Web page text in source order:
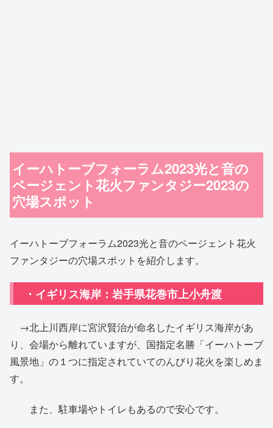
イーハトーブフォーラム2023光と音の
ページェント花火ファンタジー2023の
穴場スポット
イーハトーブフォーラム2023光と音のページェント花火
ファンタジーの穴場スポットを紹介します。
・イギリス海岸：岩手県花巻市上小舟渡
→北上川西岸に宮沢賢治が命名したイギリス海岸があ
り、会場から離れていますが、国指定名勝「イーハトーブ
風景地」の１つに指定されていてのんびり花火を楽しめま
す。
また、駐車場やトイレもあるので安心です。